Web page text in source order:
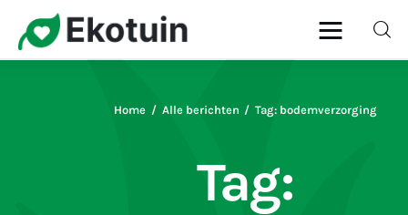
Tag:
Home Alle berichten Tag: bodemverzorging